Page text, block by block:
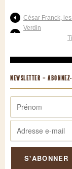
César Franck,
Verdin
NEWSLETTER –